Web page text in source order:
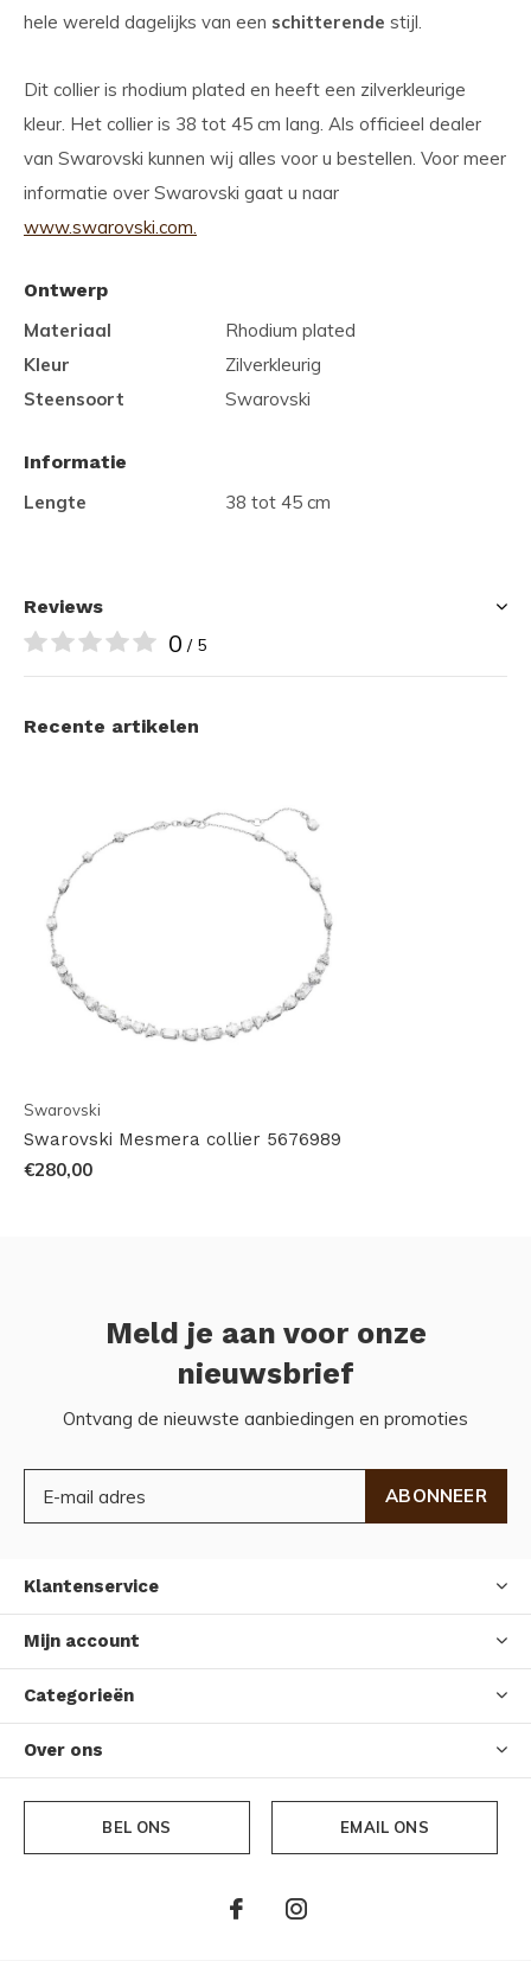
hele wereld dagelijks van een schitterende stijl.
Dit collier is rhodium plated en heeft een zilverkleurige
kleur. Het collier is 38 tot 45 cm lang. Als officieel dealer
van Swarovski kunnen wij alles voor u bestellen. Voor meer
informatie over Swarovski gaat u naar
www.swarovski.com.
Ontwerp
Materiaal
Rhodium plated
Kleur
Zilverkleurig
Steensoort
Swarovski
Informatie
Lengte
38 tot 45 cm
Reviews
0 / 5
Recente artikelen
Swarovski
Swarovski Mesmera collier 5676989
€280,00
Meld je aan voor onze
nieuwsbrief
Ontvang de nieuwste aanbiedingen en promoties
ABONNEER
Klantenservice
Mijn account
Categorieën
Over ons
BEL ONS EMAIL ONS